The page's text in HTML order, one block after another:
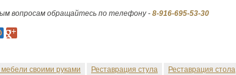
вопросам обращайтесь по телефону - 8-916-695-53-30
мебели своими руками Реставрация стула Реставрация стола